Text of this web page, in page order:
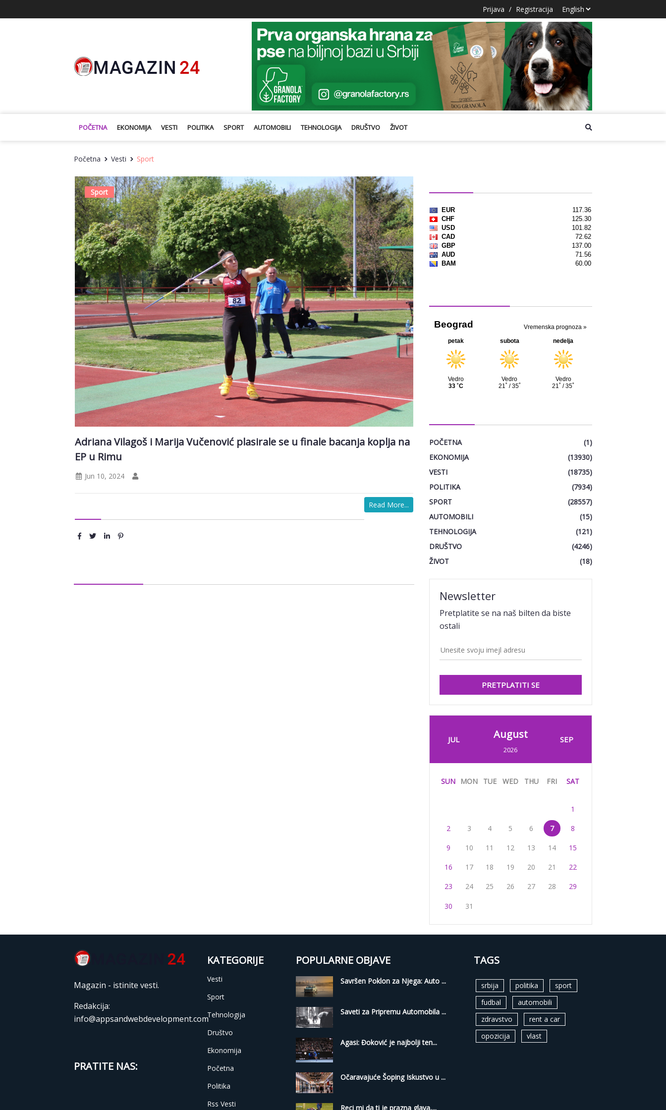
Prijava / Registracija
POČETNA EKONOMIJA VESTI POLITIKA SPORT AUTOMOBILI TEHNOLOGIJA DRUŠTVO ŽIVOT
Početna Vesti Sport
Sport
Adriana Vilagoš i Marija Vučenović plasirale se u finale bacanja koplja na
EP u Rimu
Jun 10, 2024
Read More...
POČETNA
(1)
EKONOMIJA
(13930)
VESTI
(18735)
POLITIKA
(7934)
SPORT
(28557)
AUTOMOBILI
(15)
TEHNOLOGIJA
(121)
DRUŠTVO
(4246)
ŽIVOT
(18)
Newsletter
Pretplatite se na naš bilten da biste
ostali
PRETPLATITI SE
JUL August
2026
SEP
SUN MON TUE WED THU FRI SAT
1
2 3 4 5 6 7 8
9 10 11 12 13 14 15
16 17 18 19 20 21 22
23 24 25 26 27 28 29
30 31
Magazin - istinite vesti.
Redakcija:
info@appsandwebdevelopment.com
PRATITE NAS:
KATEGORIJE
Vesti
Sport
Tehnologija
Društvo
Ekonomija
Početna
Politika
Rss Vesti
POPULARNE OBJAVE
Savršen Poklon za Njega: Auto ...
Saveti za Pripremu Automobila ...
Agasi: Đoković je najbolji ten...
Očaravajuće Šoping Iskustvo u ...
Reci mi da ti je prazna glava,...
TAGS
srbija politika
sport
fudbal
automobili
zdravstvo
rent a car
opozicija
vlast